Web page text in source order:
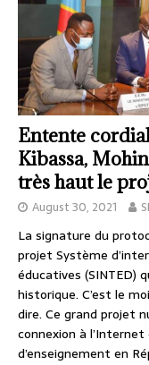
Entente
Kibassa,
très haut le
August 30, 2021
La signature du
projet Système
éducatives (SINTED)
historique. C’est le
dire. Ce grand projet
connexion à
d’enseignement en